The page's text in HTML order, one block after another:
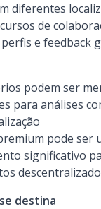
diferentes
de
e feedback
podem ser
para análises
pode ser
significativo
destina